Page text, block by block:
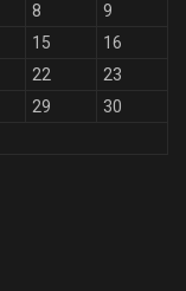
8
9
15
16
22
23
29
30